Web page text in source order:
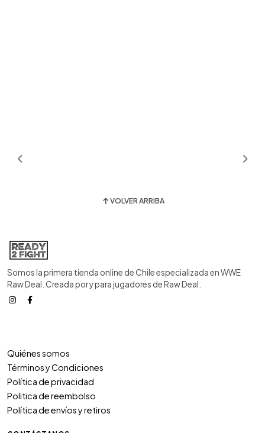
VOLVER ARRIBA
Somos la primera tienda online de Chile especializada en WWE
Raw Deal. Creada por y para jugadores de Raw Deal.
Quiénes somos
Términos y Condiciones
Política de privacidad
Politica de reembolso
Política de envíos y retiros